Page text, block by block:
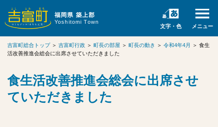
福岡県 築上郡
Yoshitomi Town
文字・色 メニュー
吉富町総合トップ＞ 吉富町行政 ＞ 町長の部屋 ＞ 町長の動き ＞ 令和4年4月 ＞ 食生
活改善推進会総会に出席させていただきました
食生活改善推進会総会に出席させ
ていただきました